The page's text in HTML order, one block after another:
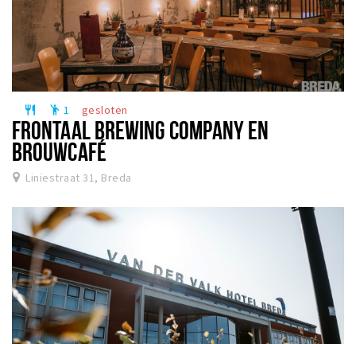
restaurant emoji_people 1 gesloten
FRONTAAL BREWING COMPANY EN
BROUWCAFÉ
Liniestraat 31, Breda